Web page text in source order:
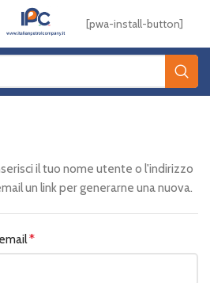
[pwa-install-button]
il tuo nome utente o l'indirizzo
un link per generarne una nuova.
*